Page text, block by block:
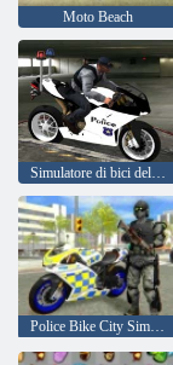
Moto Beach
Police Bike City Simulator